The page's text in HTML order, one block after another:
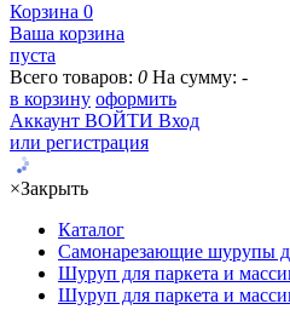
Корзина 0
Ваша корзина
пуста
Всего товаров: 0 На сумму: -
в корзину оформить
Аккаунт ВОЙТИ Вход
или регистрация
×Закрыть
Каталог
Самонарезающие шурупы
Шуруп для паркета и
Шуруп для паркета и